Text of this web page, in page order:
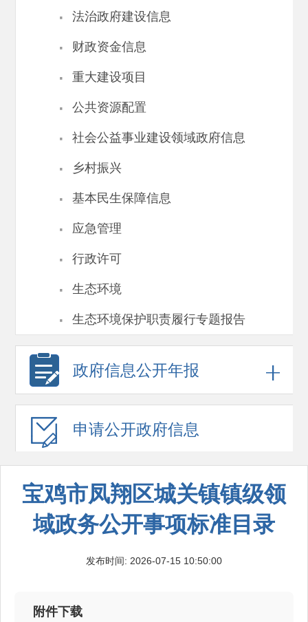
· 法治政府建设信息
· 财政资金信息
· 重大建设项目
· 公共资源配置
· 社会公益事业建设领域政府信息
· 乡村振兴
· 基本民生保障信息
· 应急管理
· 行政许可
· 生态环境
· 生态环境保护职责履行专题报告
政府信息公开年报
申请公开政府信息
宝鸡市凤翔区城关镇镇级领
域政务公开事项标准目录
发布时间: 2026-07-15 10:50:00
附件下载